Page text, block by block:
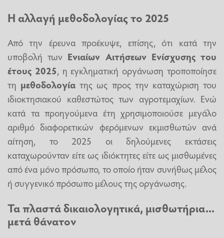
Η αλλαγή μεθοδολογίας το 2025
Από την έρευνα προέκυψε, επίσης, ότι κατά την
υποβολή των Ενιαίων Αιτήσεων Ενίσχυσης του
έτους 2025, η εγκληματική οργάνωση τροποποίησε
τη μεθοδολογία της ως προς την καταχώριση του
ιδιοκτησιακού καθεστώτος των αγροτεμαχίων. Ενώ
κατά τα προηγούμενα έτη χρησιμοποιούσε μεγάλο
αριθμό διαφορετικών φερόμενων εκμισθωτών ανά
αίτηση, το 2025 οι δηλούμενες εκτάσεις
καταχωρούνταν είτε ως ιδιόκτητες είτε ως μισθωμένες
από ένα μόνο πρόσωπο, το οποίο ήταν συνήθως μέλος
ή συγγενικό πρόσωπο μέλους της οργάνωσης.
Τα πλαστά δικαιολογητικά, μισθωτήρια...
μετά θάνατον